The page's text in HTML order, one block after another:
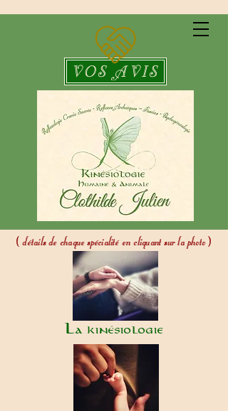
VOS AVIS
(détails de chaque spécialité en cliquant sur la photo)
La kinésiologie